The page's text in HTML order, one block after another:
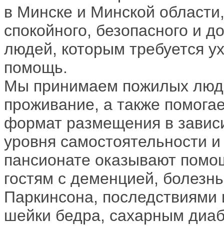
в Минске и Минской
спокойного, безопасного и
людей, которым требуется
помощь.
Мы принимаем пожилых
проживание, а также
формат размещения в
уровня самостоятельности
пансионате оказывают
гостям с деменцией,
Паркинсона,
шейки бедра, сахарным